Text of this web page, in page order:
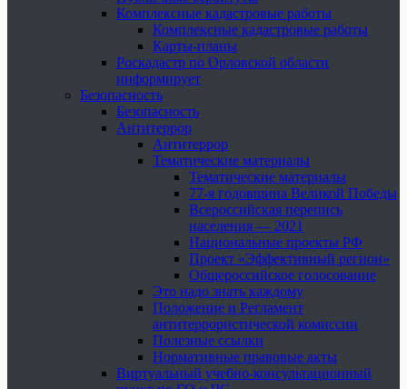
Комплексные кадастровые работы
Комплексные кадастровые работы
Карты-планы
Роскадастр по Орловской области
информирует
Безопасность
Безопасность
Антитеррор
Антитеррор
Тематические материалы
Тематические материалы
77-я годовщина Великой Победы
Всероссийская перепись
населения — 2021
Национальные проекты РФ
Проект «Эффективный регион»
Общероссийское голосование
Это надо знать каждому
Положение и Регламент
антитеррористической комиссии
Полезные ссылки
Нормативные правовые акты
Виртуальный учебно-консультационный